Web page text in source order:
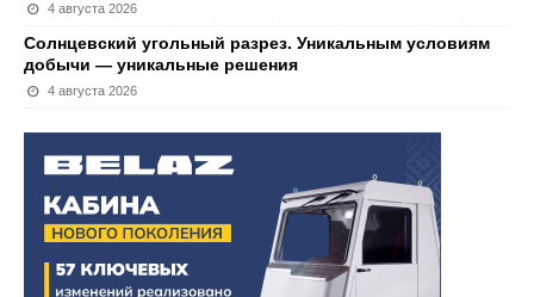
4 августа 2026
Солнцевский угольный разрез. Уникальным условиям
добычи — уникальные решения
4 августа 2026